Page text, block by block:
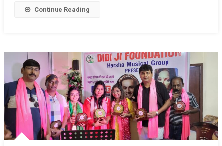
Continue Reading